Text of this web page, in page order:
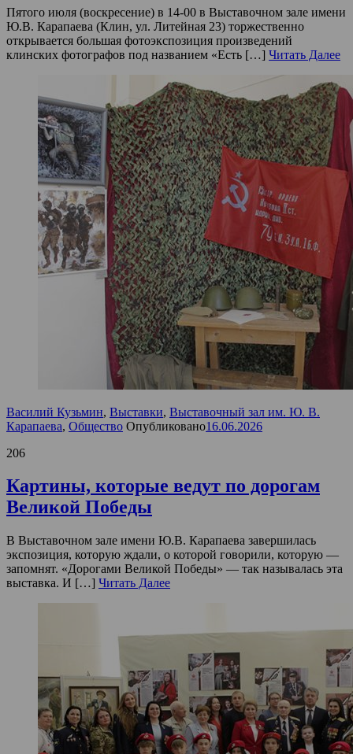
Пятого июля (воскресение) в 14-00 в Выставочном зале имени
Ю.В. Карапаева (Клин, ул. Литейная 23) торжественно
открывается большая фотоэкспозиция произведений
клинских фотографов под названием «Есть […] Читать Далее
Василий Кузьмин, Выставки, Выставочный зал им. Ю. В.
Карапаева, Общество Опубликовано16.06.2026
206
Картины, которые ведут по дорогам
Великой Победы
В Выставочном зале имени Ю.В. Карапаева завершилась
экспозиция, которую ждали, о которой говорили, которую —
запомнят. «Дорогами Великой Победы» — так называлась эта
выставка. И […] Читать Далее